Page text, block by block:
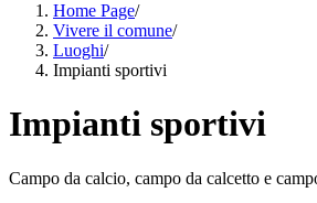
Home Page/
Vivere il comune/
Luoghi/
Impianti sportivi
Impianti sportivi
Campo da calcio, campo da calcetto e